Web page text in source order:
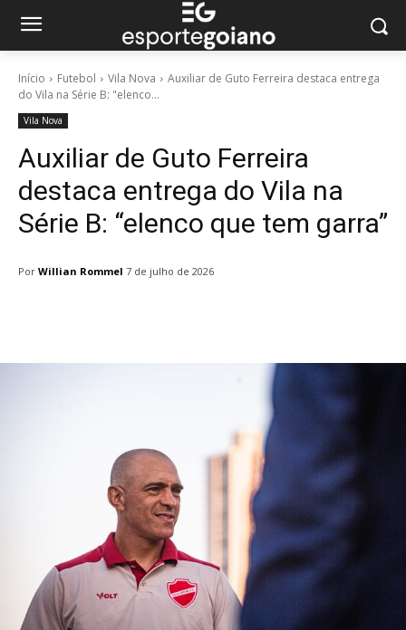
Início Futebol Vila Nova
Auxiliar de Guto Ferreira destaca entrega
do Vila na Série B: "elenco...
Vila Nova
Auxiliar de Guto Ferreira
destaca entrega do Vila na
Série B: “elenco que tem garra”
Por Willian Rommel 7 de julho de 2026